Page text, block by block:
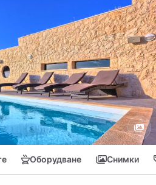
Оборудване Снимки